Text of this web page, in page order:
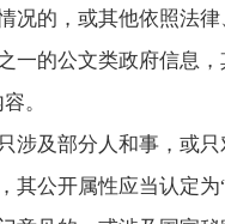
况的，或其他依照法
一的公文类政府信息
。
涉及部分人和事，或
其公开属性应当认定为